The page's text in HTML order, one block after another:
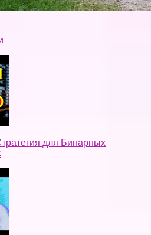
для Бинарных